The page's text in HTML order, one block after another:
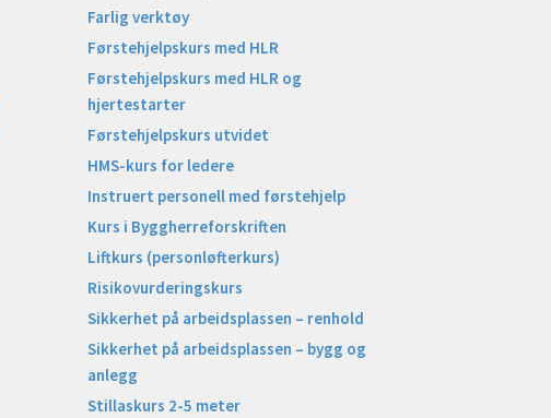
Farlig verktøy
Førstehjelpskurs med HLR
Førstehjelpskurs med HLR og
hjertestarter
Førstehjelpskurs utvidet
HMS-kurs for ledere
Instruert personell med førstehjelp
Kurs i Byggherreforskriften
Liftkurs (personløfterkurs)
Risikovurderingskurs
Sikkerhet på arbeidsplassen – renhold
Sikkerhet på arbeidsplassen – bygg og
anlegg
Stillaskurs 2-5 meter